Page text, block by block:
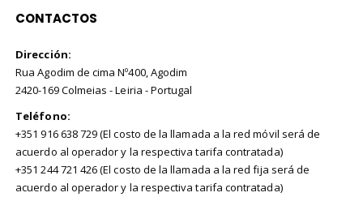
CONTACTOS
Dirección:
Rua Agodim de cima Nº400, Agodim
2420-169 Colmeias - Leiria - Portugal
Teléfono:
+351 916 638 729 (El costo de la llamada a la red móvil será de
acuerdo al operador y la respectiva tarifa contratada)
+351 244 721 426 (El costo de la llamada a la red fija será de
acuerdo al operador y la respectiva tarifa contratada)